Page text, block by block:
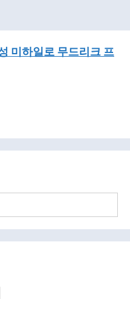
미하일로 무드리크 프